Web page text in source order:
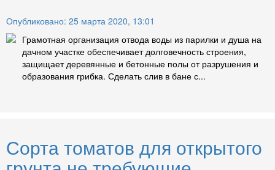
Опубликовано: 25 марта 2020, 13:01
Грамотная организация отвода воды из парилки и душа на
дачном участке обеспечивает долговечность строения,
защищает деревянные и бетонные полы от разрушения и
образования грибка. Сделать слив в бане с...
Сорта томатов для открытого